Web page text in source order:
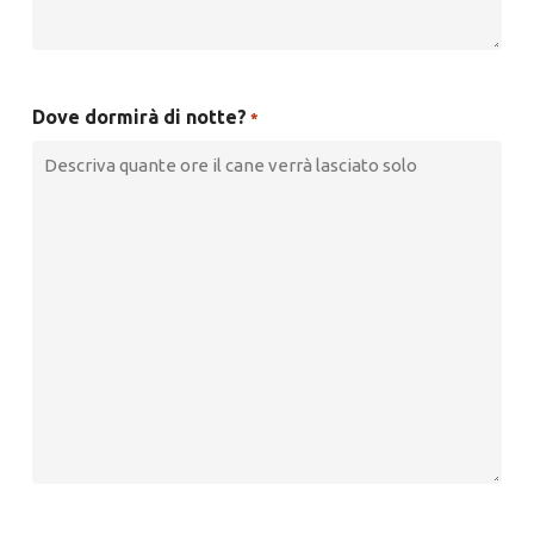
Dove dormirà di notte? *